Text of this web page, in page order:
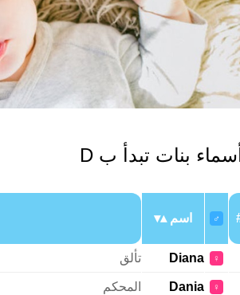
أسماء بنات تبدأ ب D
♂ اسم
♀
Diana تألق
♀
Dania المحكم